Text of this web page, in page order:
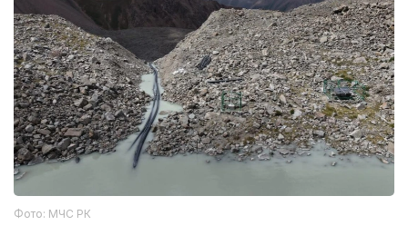
Фото: МЧС РК